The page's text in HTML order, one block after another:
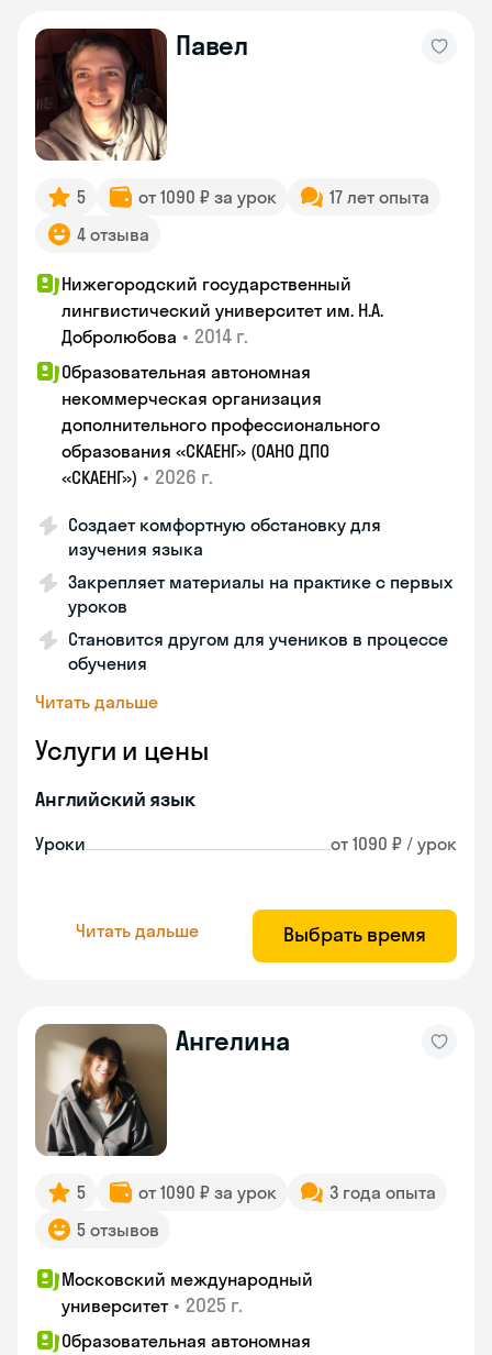
Павел
5 от 1090 ₽ за урок
17 лет опыта
4 отзыва
Нижегородский государственный
лингвистический университет им. Н.А.
Добролюбова • 2014 г.
Образовательная автономная
некоммерческая организация
дополнительного профессионального
образования «СКАЕНГ» (ОАНО ДПО
«СКАЕНГ») • 2026 г.
Создает комфортную обстановку для
изучения языка
Закрепляет материалы на практике с первых
уроков
Становится другом для учеников в процессе
обучения
Читать дальше
Услуги и цены
Английский язык
Уроки от 1090 ₽ / урок
Читать дальше Выбрать время
Ангелина
5 от 1090 ₽ за урок
3 года опыта
5 отзывов
Московский международный
университет • 2025 г.
Образовательная автономная